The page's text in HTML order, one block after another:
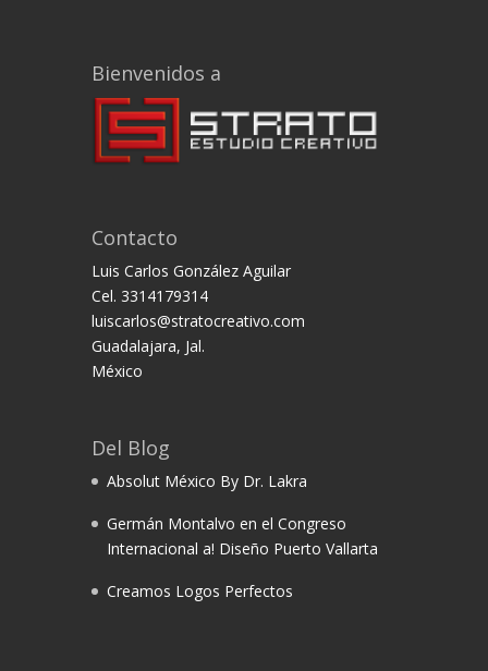
Bienvenidos a
Contacto
Luis Carlos González Aguilar
Cel. 3314179314
luiscarlos@stratocreativo.com
Guadalajara, Jal.
México
Del Blog
Absolut México By Dr. Lakra
Germán Montalvo en el Congreso
Internacional a! Diseño Puerto Vallarta
Creamos Logos Perfectos